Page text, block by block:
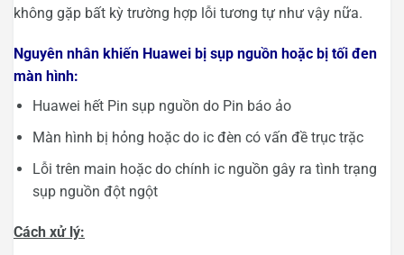
không gặp bất kỳ trường hợp lỗi tương tự như vậy nữa.
Nguyên nhân khiến Huawei bị sụp nguồn hoặc bị tối đen
màn hình:
Huawei hết Pin sụp nguồn do Pin báo ảo
Màn hình bị hỏng hoặc do ic đèn có vấn đề trục trặc
Lỗi trên main hoặc do chính ic nguồn gây ra tình trạng
sụp nguồn đột ngột
Cách xử lý: